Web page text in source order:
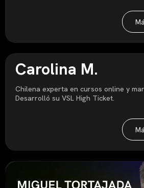
Carolina M.
Chilena experta en cursos online y
Desarrolló su VSL High Ticket.